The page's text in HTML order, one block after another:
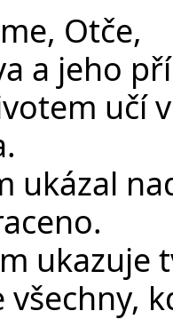
Otče,
a jeho
učí
ukázal
ukazuje